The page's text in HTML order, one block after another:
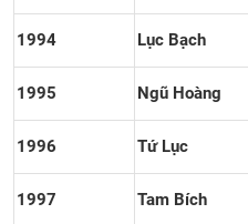
1994 Lục Bạch
1995 Ngũ Hoàng
1996 Tứ Lục
1997 Tam Bích